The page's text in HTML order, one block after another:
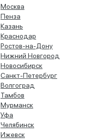
Москва
Пенза
Казань
Краснодар
Ростов-на-Дону
Нижний Новгород
Новосибирск
Санкт-Петербург
Волгоград
Тамбов
Мурманск
Уфа
Челябинск
Ижевск